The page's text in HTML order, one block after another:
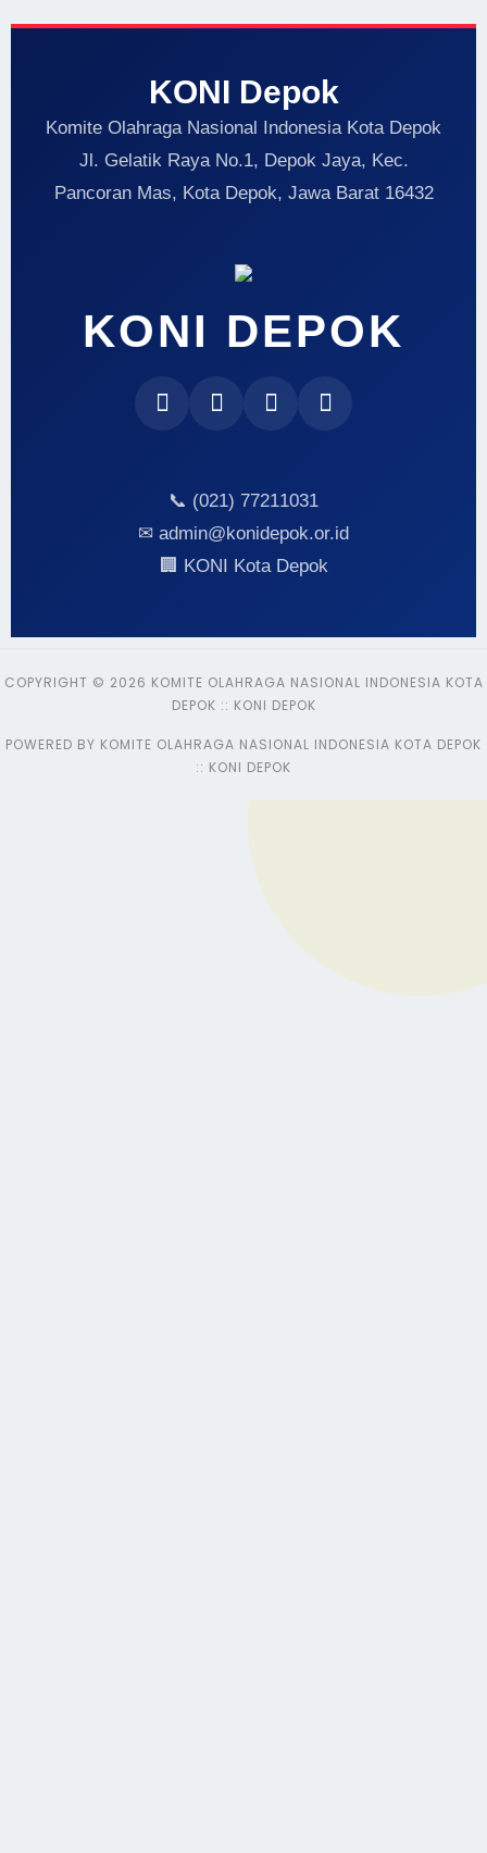
KONI Depok
Komite Olahraga Nasional Indonesia Kota Depok
Jl. Gelatik Raya No.1, Depok Jaya, Kec.
Pancoran Mas, Kota Depok, Jawa Barat 16432
KONI DEPOK
📞 (021) 77211031
✉ admin@konidepok.or.id
🏢 KONI Kota Depok
COPYRIGHT © 2026 KOMITE OLAHRAGA NASIONAL INDONESIA KOTA
DEPOK :: KONI DEPOK
POWERED BY KOMITE OLAHRAGA NASIONAL INDONESIA KOTA DEPOK
:: KONI DEPOK